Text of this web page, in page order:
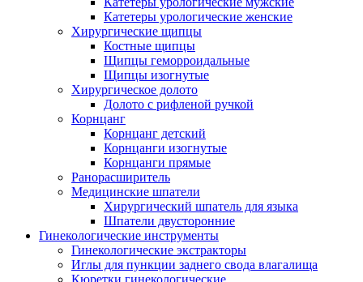
Катетеры урологические женские
Хирургические щипцы
Костные щипцы
Щипцы геморроидальные
Щипцы изогнутые
Хирургическое долото
Долото с рифленой ручкой
Корнцанг
Корнцанг детский
Корнцанги изогнутые
Корнцанги прямые
Ранорасширитель
Медицинские шпатели
Хирургический шпатель для языка
Шпатели двусторонние
Гинекологические инструменты
Гинекологические экстракторы
Иглы для пункции заднего свода влагалища
Кюретки гинекологические